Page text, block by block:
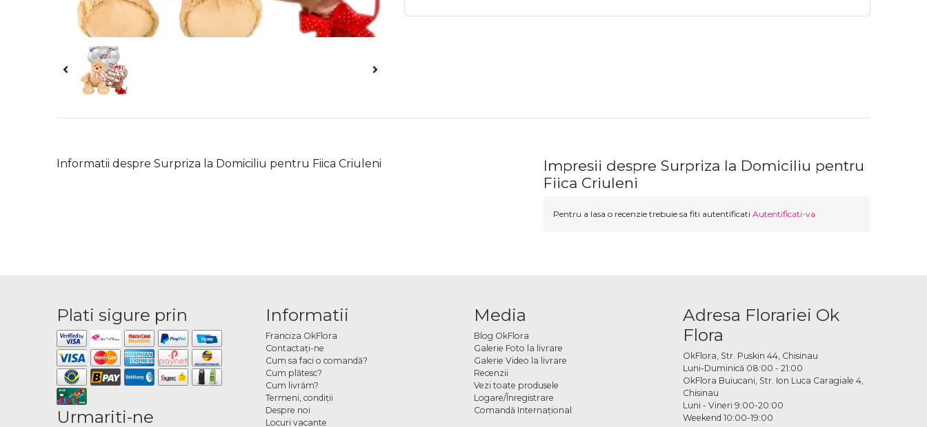
Informatii despre Surpriza la Domiciliu pentru Fiica Criuleni
Impresii despre Surpriza la Domiciliu pentru
Fiica Criuleni
Pentru a lasa o recenzie trebuie sa fiti autentificati Autentificati-va
Plati sigure prin
Urmariti-ne
Informatii
Franciza OkFlora
Contactaţi-ne
Cum sa faci o comandă?
Cum plătesc?
Cum livrăm?
Termeni, condiţii
Despre noi
Locuri vacante
Media
Blog OkFlora
Galerie Foto la livrare
Galerie Video la livrare
Recenzii
Vezi toate produsele
Logare/Înregistrare
Comandă Internațional
Adresa Florariei Ok
Flora
OkFlora, Str. Puskin 44, Chisinau
Luni-Duminică 08:00 - 21:00
OkFlora Buiucani, Str. Ion Luca Caragiale 4,
Chisinau
Luni - Vineri 9:00-20:00
Weekend 10:00-19:00